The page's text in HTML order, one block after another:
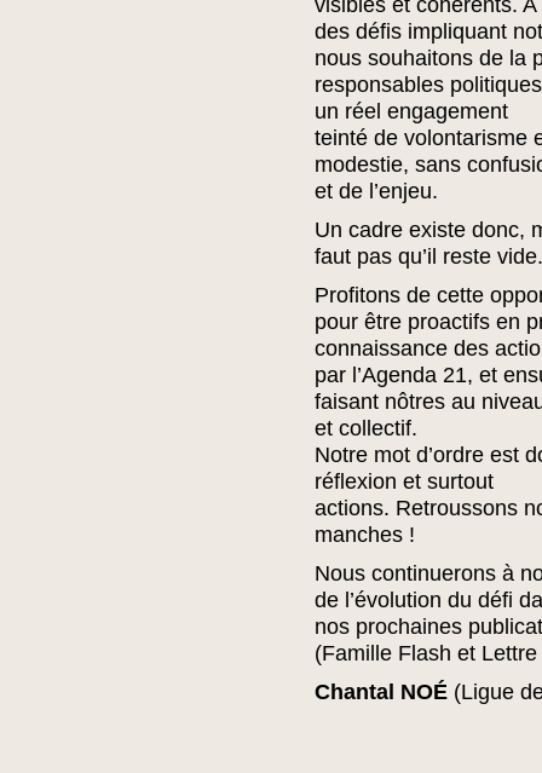
visibles et cohérents. A
des défis impliquant
nous souhaitons de la
responsables
un réel engagement
teinté de volontarisme
modestie, sans
et de l’enjeu.
Un cadre existe donc,
faut pas qu’il reste vide.
Profitons de cette
pour être proactifs en
connaissance des
par l’Agenda 21, et
faisant nôtres au
et collectif.
Notre mot d’ordre est
réflexion et surtout
actions. Retroussons
manches !
Nous continuerons à
de l’évolution du défi
nos prochaines
(Famille Flash et
Chantal NOÉ (Ligue